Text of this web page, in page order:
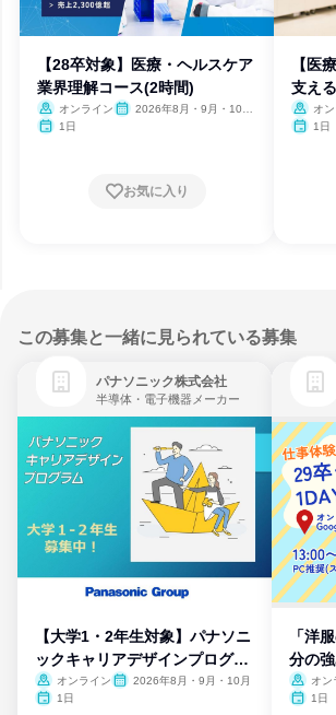
【28卒対象】医療・ヘルスケア
業界理解コース(2時間)
オンライン
2026年8月・9月・10
1日
お気に入り
【医
支え
オ
1日
この募集と一緒に見られている募集
パナソニック株式会社
半導体・電子機器メーカー
【大学1・2年生対象】パナソニ
ックキャリアデザインプログラ
ム
オンライン
2026年8月・9月・10月
1日
「洋
分の
オン
1日